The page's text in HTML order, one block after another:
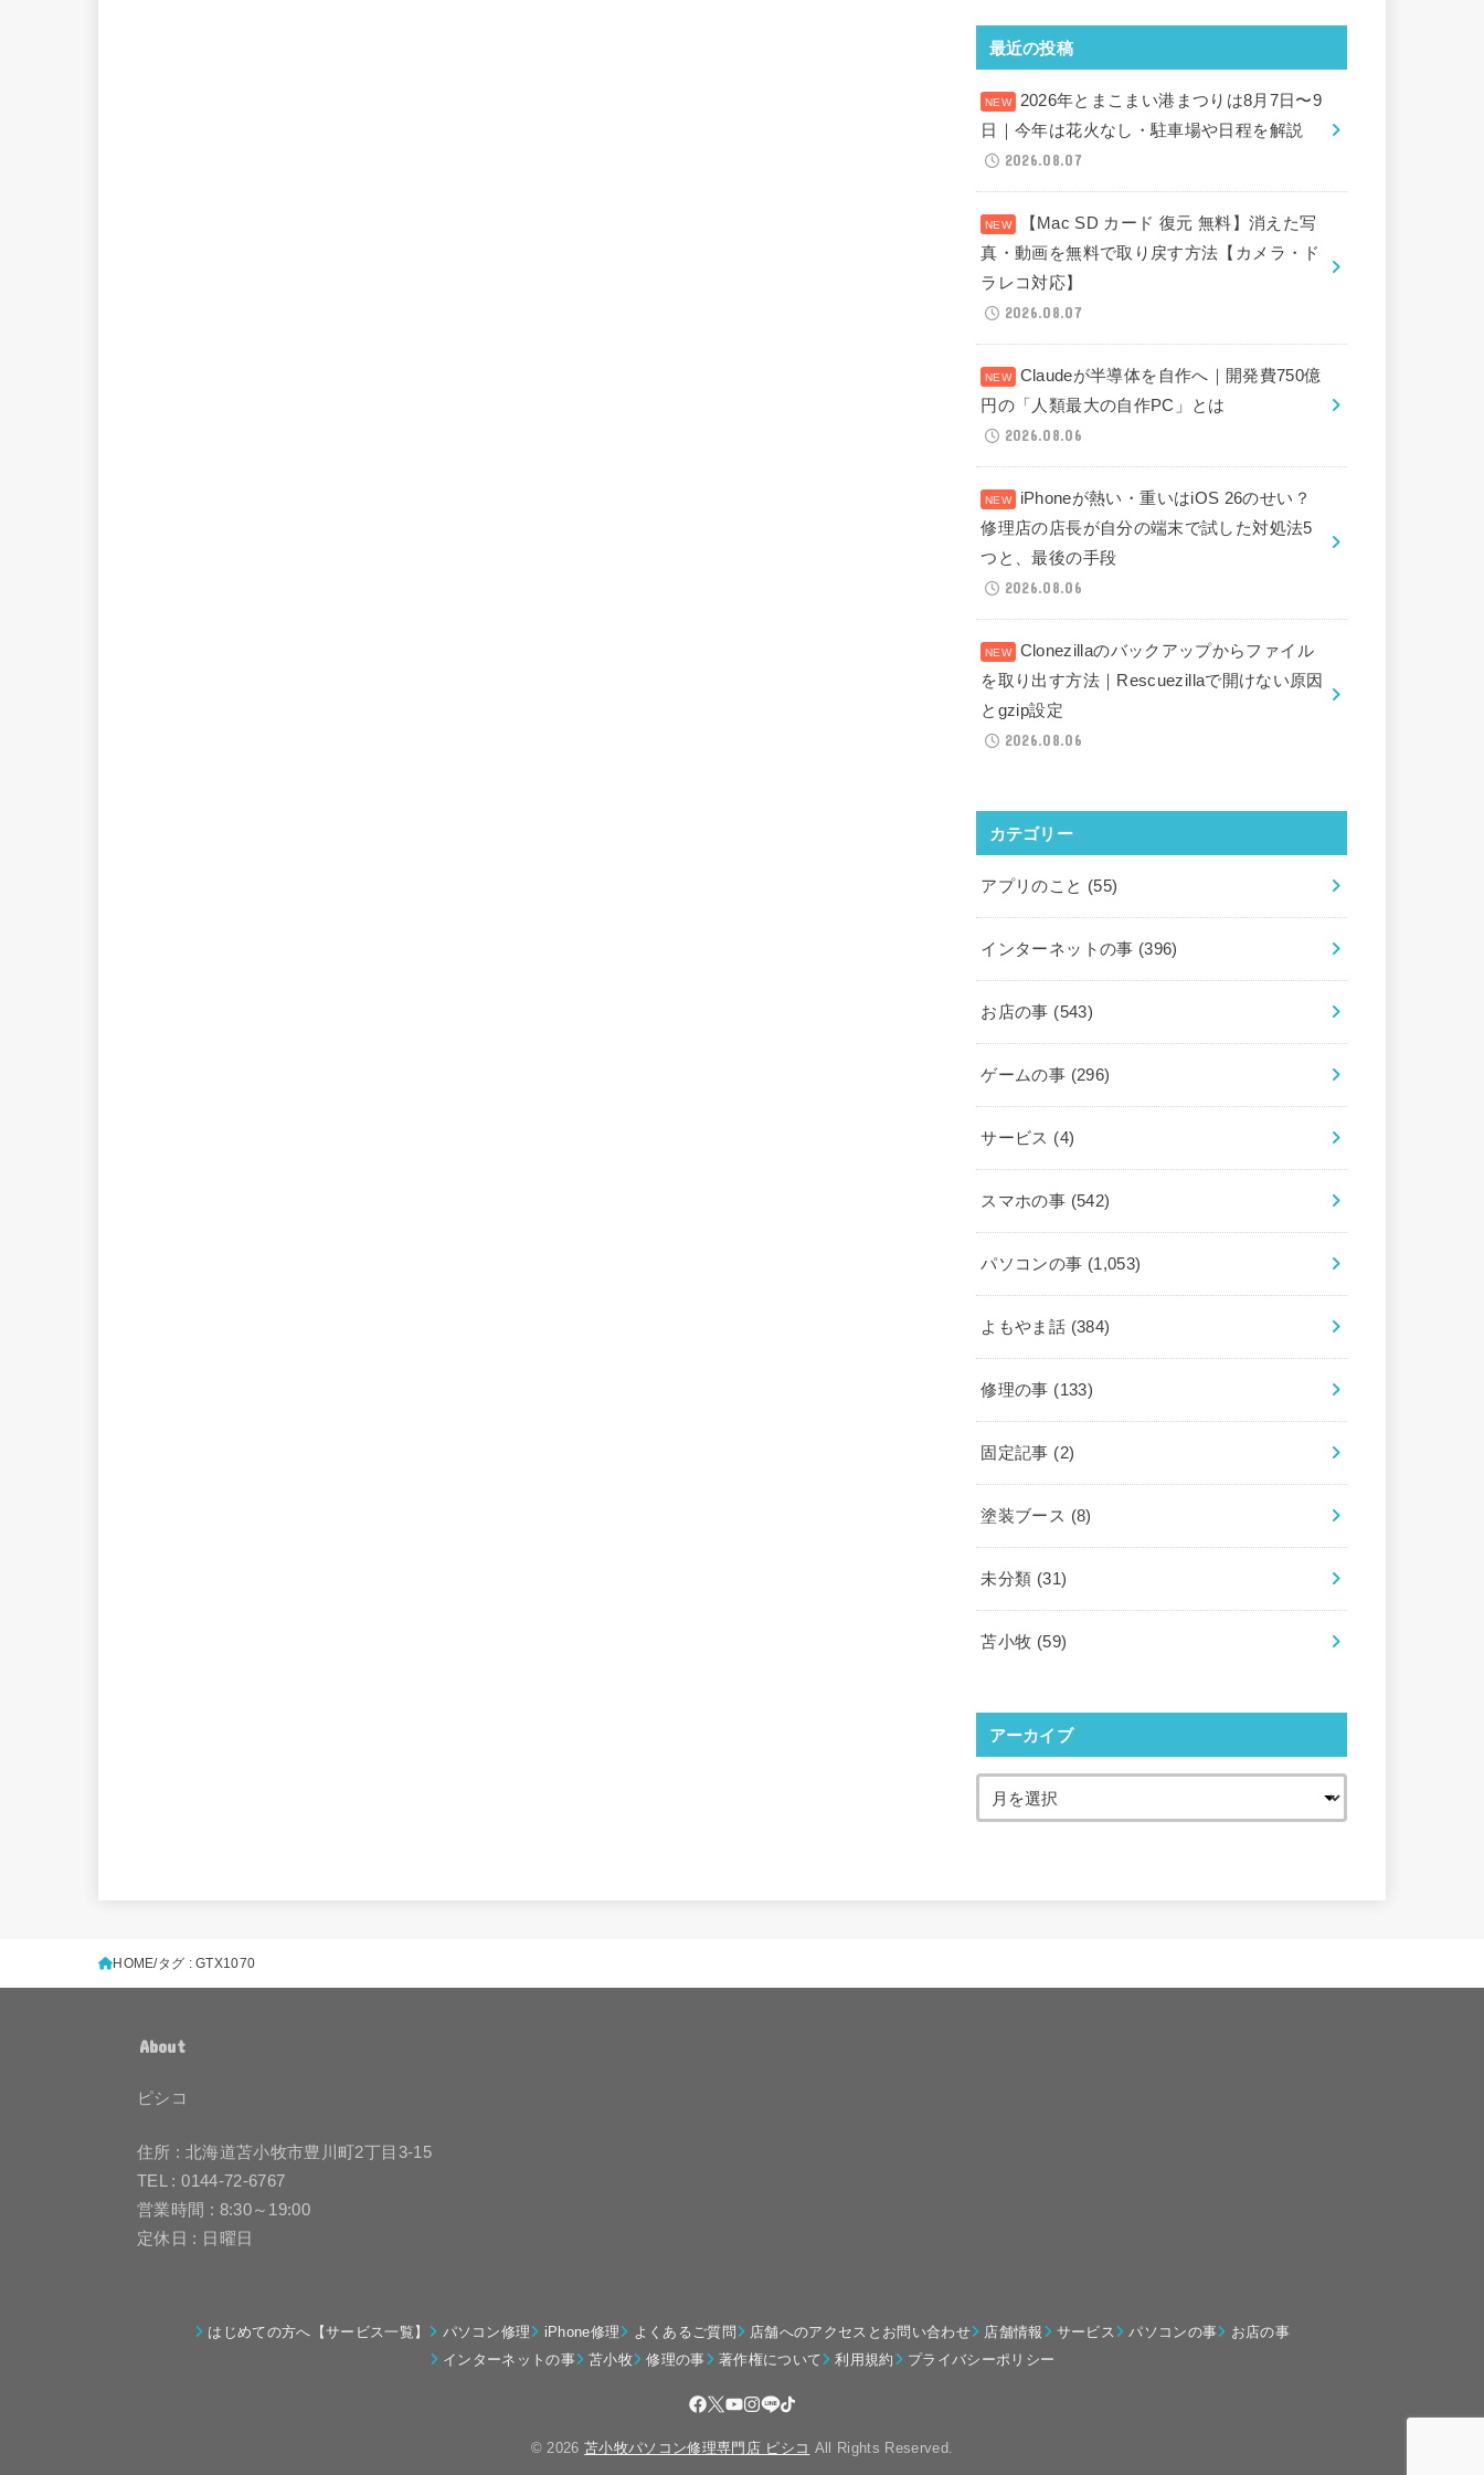
最近の投稿
2026年とまこまい港まつりは8月7日〜9
日｜今年は花火なし・駐車場や日程を解説
2026.08.07
【Mac SD カード 復元 無料】消えた写
真・動画を無料で取り戻す方法【カメラ・ド
ラレコ対応】
2026.08.07
Claudeが半導体を自作へ｜開発費750億
円の「人類最大の自作PC」とは
2026.08.06
iPhoneが熱い・重いはiOS 26のせい？
修理店の店長が自分の端末で試した対処法5
つと、最後の手段
2026.08.06
Clonezillaのバックアップからファイル
を取り出す方法｜Rescuezillaで開けない原因
とgzip設定
2026.08.06
カテゴリー
アプリのこと (55)
インターネットの事 (396)
お店の事 (543)
ゲームの事 (296)
サービス (4)
スマホの事 (542)
パソコンの事 (1,053)
よもやま話 (384)
修理の事 (133)
固定記事 (2)
塗装ブース (8)
未分類 (31)
苫小牧 (59)
アーカイブ
HOME タグ : GTX1070
About
ピシコ
住所 : 北海道苫小牧市豊川町2丁目3-15
TEL : 0144-72-6767
営業時間 : 8:30～19:00
定休日 : 日曜日
はじめての方へ【サービス一覧】 パソコン修理 iPhone修理 よくあるご質問 店舗へのアクセスとお問い合わせ 店舗情報 サービス パソコンの事
お店の事
インターネットの事
苫小牧 修理の事 著作権について 利用規約 プライバシーポリシー
© 2026苫小牧パソコン修理専門店 ピシコ All Rights Reserved.